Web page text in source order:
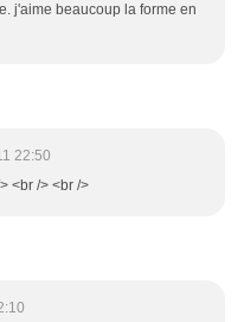
j'aime beaucoup la forme en
22:50
<br /> <br />